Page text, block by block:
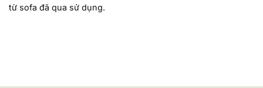
từ sofa đã qua sử dụng.